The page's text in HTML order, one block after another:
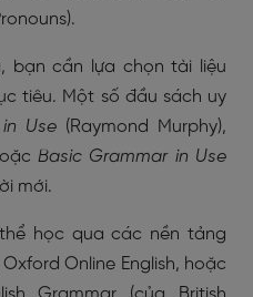
, bạn cần lựa chọn tài liệu
tiêu. Một số đầu sách uy
Use(Raymond Murphy),
Basic Grammar in Use
mới.
học qua các nền tảng
Online English, hoặc